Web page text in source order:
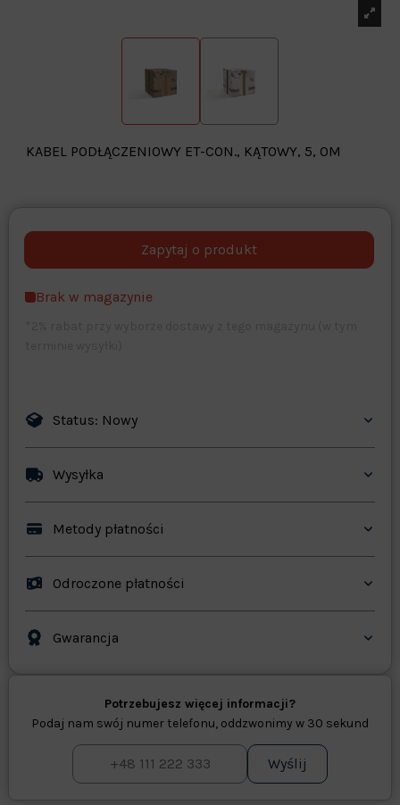
KABEL PODŁĄCZENIOWY ET-CON., KĄTOWY, 5, 0M
opcjonalne Maks. 250 znaków
Brak w magazynie
Status: Nowy
Wysyłka
Metody płatności
Odroczone płatności
Gwarancja
Potrzebujesz więcej informacji?
Podaj nam swój numer telefonu, oddzwonimy w 30 sekund
Wyślij